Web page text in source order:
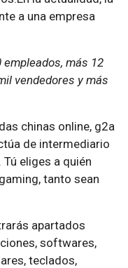
a una empresa
empleados, más 12
vendedores y más
chinas online, g2a
de intermediario
eliges a quién
tanto sean
apartados
softwares,
teclados,